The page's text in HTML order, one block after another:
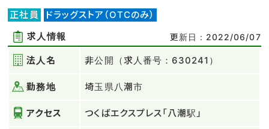
正社員
ドラッグストア（OTCのみ）
求人情報
更新日：2022/06/07
法人名 非公開（求人番号：630241）
勤務地 埼玉県八潮市
アクセス つくばエクスプレス「八潮駅」